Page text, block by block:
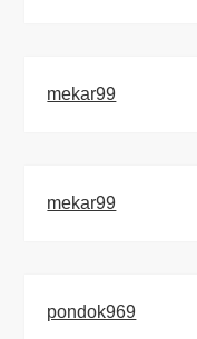
mekar99
mekar99
pondok969